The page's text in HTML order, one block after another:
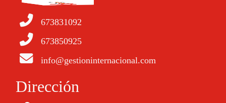
673831092
673850925
info@gestioninternacional.com
Dirección